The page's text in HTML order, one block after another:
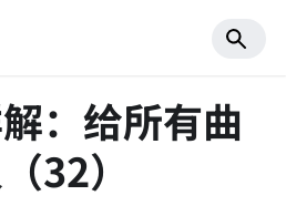
：给所有曲
32）